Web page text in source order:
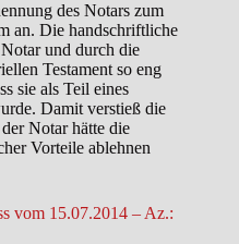
des Notars zum
an. Die handschriftliche
und durch die
Testament so eng
sie als Teil eines
Damit verstieß die
Notar hätte die
Vorteile ablehnen
vom 15.07.2014 – Az.: